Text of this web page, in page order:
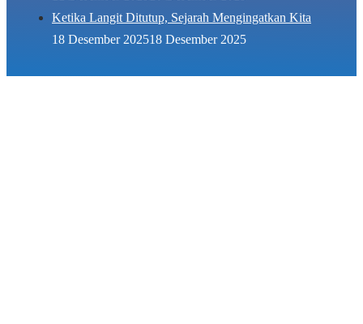
Ketika Langit Ditutup, Sejarah Mengingatkan Kita
18 Desember 202518 Desember 2025